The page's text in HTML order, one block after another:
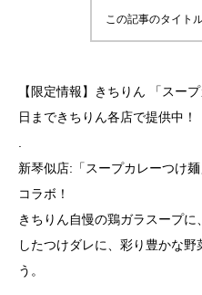
この記事のタイト
【限定情報】きちりん 「スー
日まできちりん各店で提供中！
新琴似店:「スープカレーつけ
コラボ！
きちりん自慢の鶏ガラスープ
したつけダレに、彩り豊かな
う。